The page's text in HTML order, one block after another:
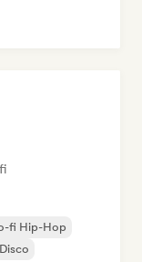
fi Hip-Hop
Disco